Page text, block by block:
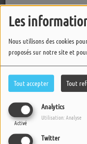
Les
Nous utilisons des cookies
proposés sur notre site et
Tout accepter Tout
Analytics
Activé
Utilisation: Analyse
Twitter